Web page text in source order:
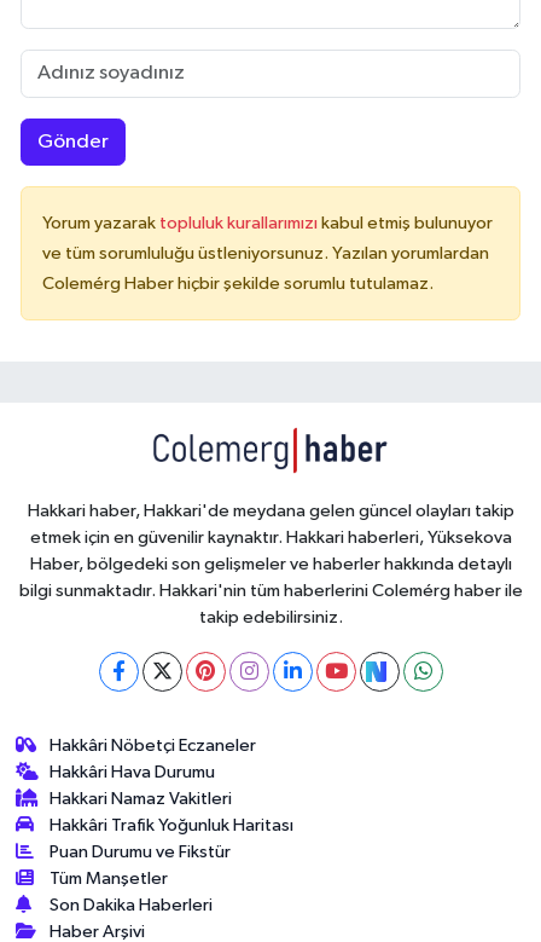
Gönder
Yorum yazarak topluluk kurallarımızı kabul etmiş bulunuyor
ve tüm sorumluluğu üstleniyorsunuz. Yazılan yorumlardan
Colemérg Haber hiçbir şekilde sorumlu tutulamaz.
Hakkari haber, Hakkari'de meydana gelen güncel olayları takip
etmek için en güvenilir kaynaktır. Hakkari haberleri, Yüksekova
Haber, bölgedeki son gelişmeler ve haberler hakkında detaylı
bilgi sunmaktadır. Hakkari'nin tüm haberlerini Colemérg haber ile
takip edebilirsiniz.
Hakkâri Nöbetçi Eczaneler
Hakkâri Hava Durumu
Hakkari Namaz Vakitleri
Hakkâri Trafik Yoğunluk Haritası
Puan Durumu ve Fikstür
Tüm Manşetler
Son Dakika Haberleri
Haber Arşivi